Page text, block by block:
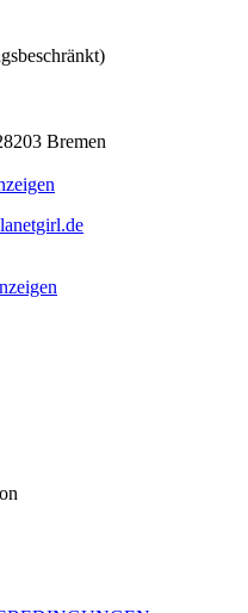
Bremen